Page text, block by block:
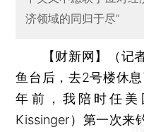
济领域的同归于尽”
【财新网】（记
鱼台后，去2号楼休
年前，我陪时任美
Kissinger）第一次来